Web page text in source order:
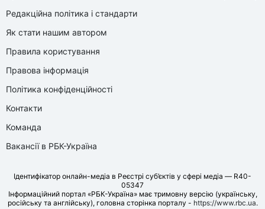
Редакційна політика і стандарти
Як стати нашим автором
Правила користування
Правова інформація
Політика конфіденційності
Контакти
Команда
Вакансії в РБК-Україна
Ідентифікатор онлайн-медіа в Реєстрі суб’єктів у сфері медіа — R40-
05347
Інформаційний портал «РБК-Україна» має тримовну версію (українську,
російську та англійську), головна сторінка порталу - https://www.rbc.ua.